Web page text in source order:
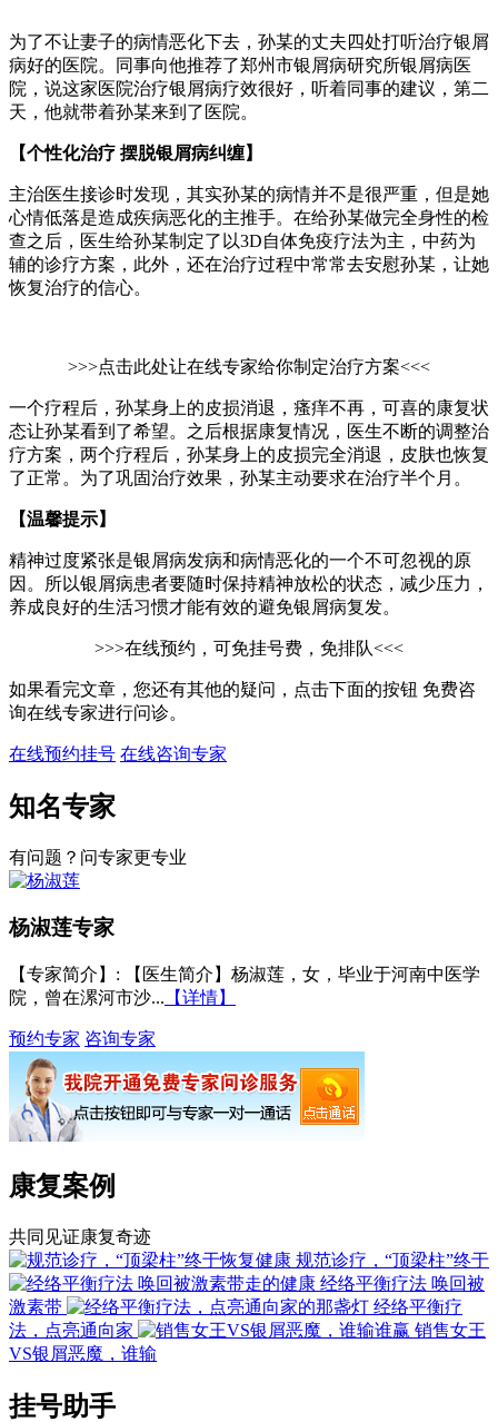
为了不让妻子的病情恶化下去，孙某的丈夫四处打听治疗银屑
病好的医院。同事向他推荐了郑州市银屑病研究所银屑病医
院，说这家医院治疗银屑病疗效很好，听着同事的建议，第二
天，他就带着孙某来到了医院。
【个性化治疗 摆脱银屑病纠缠】
主治医生接诊时发现，其实孙某的病情并不是很严重，但是她
心情低落是造成疾病恶化的主推手。在给孙某做完全身性的检
查之后，医生给孙某制定了以3D自体免疫疗法为主，中药为
辅的诊疗方案，此外，还在治疗过程中常常去安慰孙某，让她
恢复治疗的信心。
>>>点击此处让在线专家给你制定治疗方案<<<
一个疗程后，孙某身上的皮损消退，瘙痒不再，可喜的康复状
态让孙某看到了希望。之后根据康复情况，医生不断的调整治
疗方案，两个疗程后，孙某身上的皮损完全消退，皮肤也恢复
了正常。为了巩固治疗效果，孙某主动要求在治疗半个月。
【温馨提示】
精神过度紧张是银屑病发病和病情恶化的一个不可忽视的原
因。所以银屑病患者要随时保持精神放松的状态，减少压力，
养成良好的生活习惯才能有效的避免银屑病复发。
>>>在线预约，可免挂号费，免排队<<<
如果看完文章，您还有其他的疑问，点击下面的按钮 免费咨
询在线专家进行问诊。
在线预约挂号 在线咨询专家
知名专家
有问题？问专家更专业
杨淑莲专家
【专家简介】 : 【医生简介】杨淑莲，女，毕业于河南中医学
院，曾在漯河市沙... 【详情】
预约专家 咨询专家
康复案例
共同见证康复奇迹
规范诊疗，“顶梁柱”终于
经络平衡疗法 唤回被
激素带
经络平衡疗
法，点亮通向家
销售女王
VS银屑恶魔，谁输
挂号助手